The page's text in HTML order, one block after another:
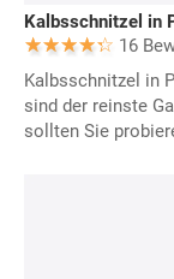
Kalbsschnitzel in
16
Kalbsschnitzel in
sind der reinste
sollten Sie